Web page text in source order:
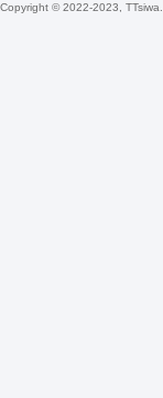
Copyright © 2022-2023, TTsiwa.